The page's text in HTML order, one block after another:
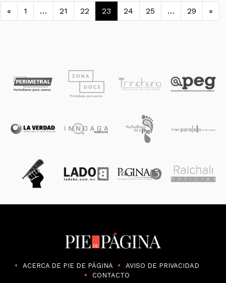
Navegación de entradas
« 1 … 21 22 23 24 25 … 29 »
ACERCA DE PIE DE PÁGINA
AVISO DE PRIVACIDAD
CONTACTO